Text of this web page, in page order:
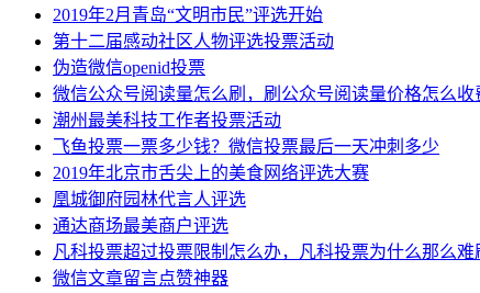
2019年2月青岛“文明市民”评选开始
第十二届感动社区人物评选投票活动
伪造微信openid投票
微信公众号阅读量怎么刷，刷公众号阅读量价格怎么收
潮州最美科技工作者投票活动
飞鱼投票一票多少钱？微信投票最后一天冲刺多少
2019年北京市舌尖上的美食网络评选大赛
凰城御府园林代言人评选
通达商场最美商户评选
凡科投票超过投票限制怎么办，凡科投票为什么那么难
微信文章留言点赞神器